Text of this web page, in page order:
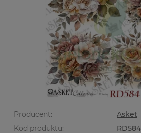
Producent:
Asket
Kod produktu:
RD584